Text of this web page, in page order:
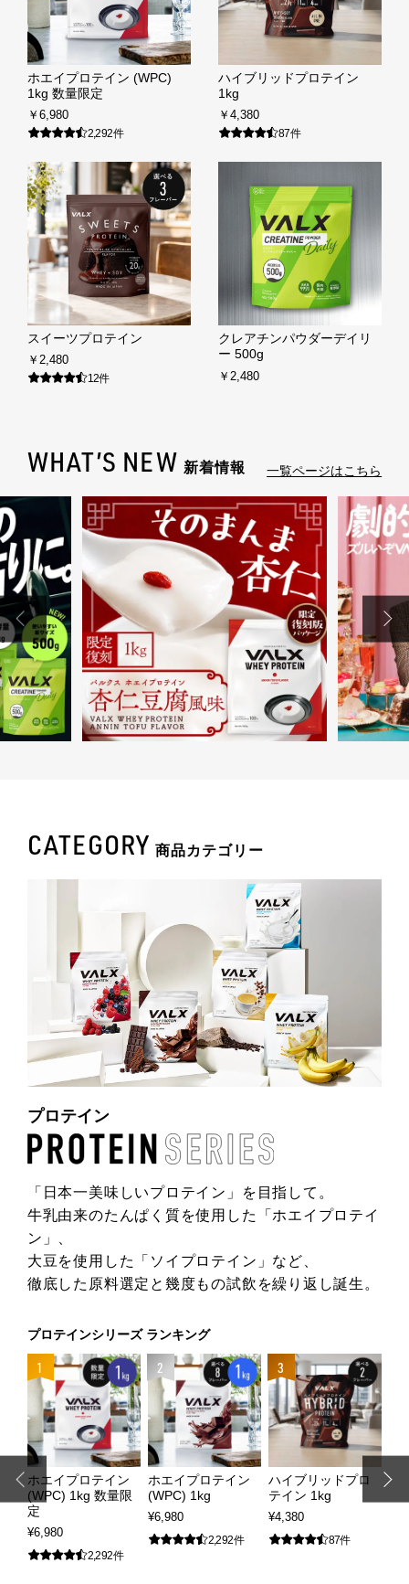
Special contents
コミュニティサイト
VALX "FUN" LIVE!
筋トレ大学PRO
POWER OF HUMAN
コラム
ドン・キホーテ x VALX
ドラッグストア x VALX
VALX GYM
プライバシーポリシー
特定商取引法に基づく表記
ふるさと納税
ANA
楽天
ふるさとチョイス
ふるなび
運営会社
FOLLOW US
ENGLISH
ホエイプロテイン (WPC)
1kg 数量限定
￥6,980
2,292件
ハイブリッドプロテイン
1kg
￥4,380
87件
スイーツプロテイン
￥2,480
12件
クレアチンパウダーデイリ
ー 500g
￥2,480
WHAT’S NEW 新着情報 一覧ページはこちら
CATEGORY 商品カテゴリー
プロテイン
「日本一美味しいプロテイン」を目指して。
牛乳由来のたんぱく質を使用した「ホエイプロテイ
ン」、
大豆を使用した「ソイプロテイン」など、
徹底した原料選定と幾度もの試飲を繰り返し誕生。
プロテインシリーズ ランキング
1
ホエイプロテイン
(WPC) 1kg 数量限
定
¥6,980
2,292件
2
ホエイプロテイン
(WPC) 1kg
¥6,980
2,292件
3
ハイブリッドプロ
テイン 1kg
¥4,380
87件
ス